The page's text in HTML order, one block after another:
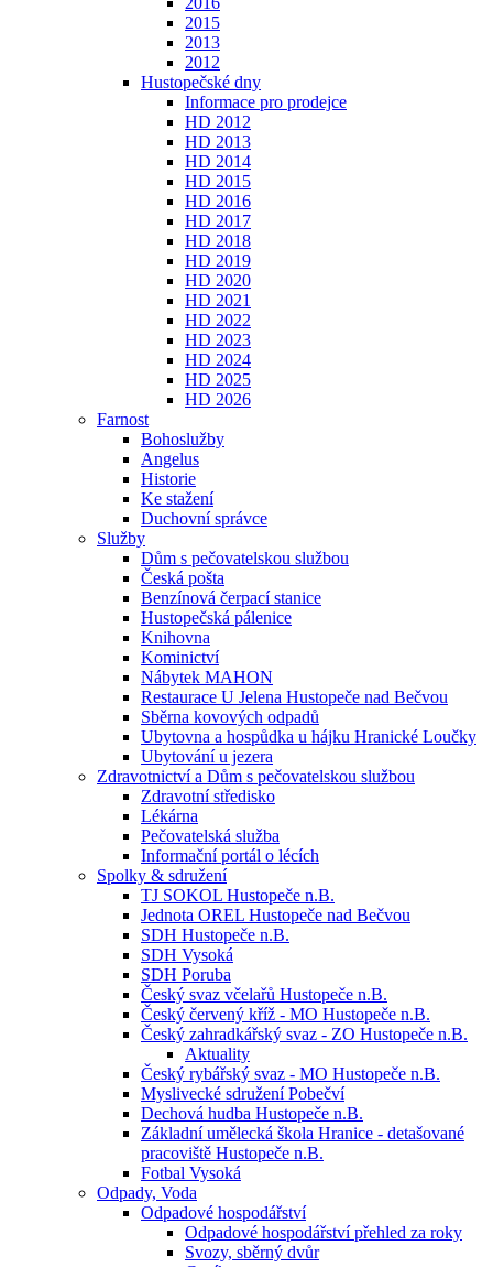
2015
2013
2012
Hustopečské dny
Informace pro prodejce
HD 2012
HD 2013
HD 2014
HD 2015
HD 2016
HD 2017
HD 2018
HD 2019
HD 2020
HD 2021
HD 2022
HD 2023
HD 2024
HD 2025
HD 2026
Farnost
Bohoslužby
Angelus
Historie
Ke stažení
Duchovní správce
Služby
Dům s pečovatelskou službou
Česká pošta
Benzínová čerpací stanice
Hustopečská pálenice
Knihovna
Kominictví
Nábytek MAHON
Restaurace U Jelena Hustopeče nad Bečvou
Sběrna kovových odpadů
Ubytovna a hospůdka u hájku Hranické Loučky
Ubytování u jezera
Zdravotnictví a Dům s pečovatelskou službou
Zdravotní středisko
Lékárna
Pečovatelská služba
Informační portál o lécích
Spolky & sdružení
TJ SOKOL Hustopeče n.B.
Jednota OREL Hustopeče nad Bečvou
SDH Hustopeče n.B.
SDH Vysoká
SDH Poruba
Český svaz včelařů Hustopeče n.B.
Český červený kříž - MO Hustopeče n.B.
Český zahradkářský svaz - ZO Hustopeče n.B.
Aktuality
Český rybářský svaz - MO Hustopeče n.B.
Myslivecké sdružení Pobečví
Dechová hudba Hustopeče n.B.
Základní umělecká škola Hranice - detašované
pracoviště Hustopeče n.B.
Fotbal Vysoká
Odpady, Voda
Odpadové hospodářství
Odpadové hospodářství přehled za roky
Svozy, sběrný dvůr